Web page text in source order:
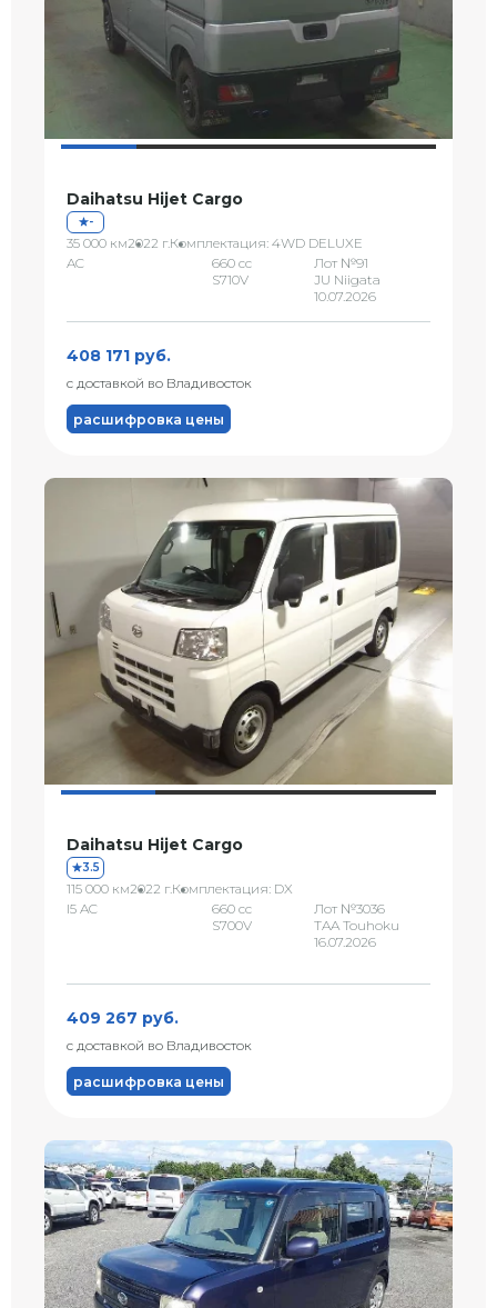
Daihatsu Hijet Cargo
-
35 000 км2022 г.Комплектация: 4WD DELUXE
AC
660 сс
S710V
Лот №91
JU Niigata
10.07.2026
408 171 руб.
с доставкой во Владивосток
расшифровка цены
Daihatsu Hijet Cargo
3.5
115 000 км2022 г.Комплектация: DX
I5 AC
660 сс
S700V
Лот №3036
TAA Touhoku
16.07.2026
409 267 руб.
с доставкой во Владивосток
расшифровка цены